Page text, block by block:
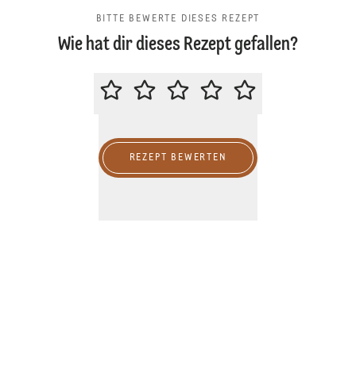
BITTE BEWERTE DIESES REZEPT
Wie hat dir dieses Rezept gefallen?
BITTE BEWERTE DIESES REZEPT
REZEPT BEWERTEN